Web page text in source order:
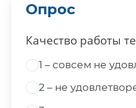
Опрос
Качество работы
1 – совсем не
2 – не